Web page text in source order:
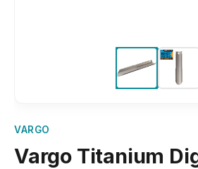
VARGO
Vargo Titanium